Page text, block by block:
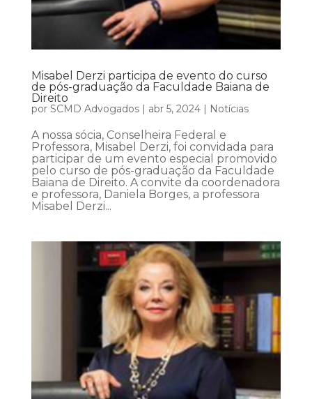
Misabel Derzi participa de evento do curso
de pós-graduação da Faculdade Baiana de
Direito
por SCMD Advogados| abr 5, 2024| Notícias
A nossa sócia, Conselheira Federal e
Professora, Misabel Derzi, foi convidada para
participar de um evento especial promovido
pelo curso de pós-graduação da Faculdade
Baiana de Direito. A convite da coordenadora
e professora, Daniela Borges, a professora
Misabel Derzi...